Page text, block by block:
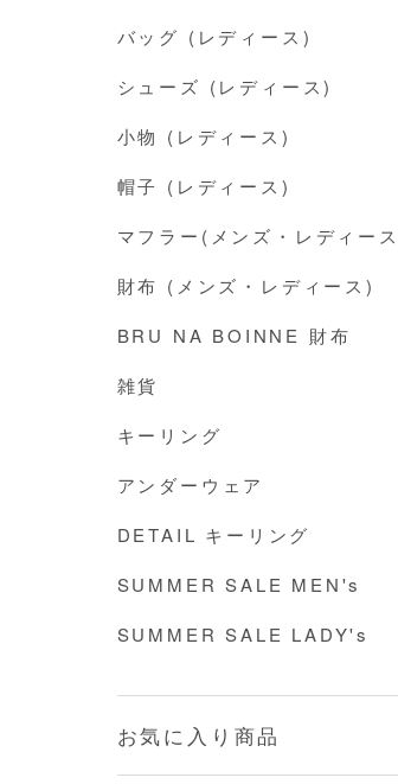
バッグ (レディース)
シューズ (レディース)
小物 (レディース)
帽子 (レディース)
マフラー(メンズ・レディー
財布 (メンズ・レディース)
BRU NA BOINNE 財布
雑貨
キーリング
アンダーウェア
DETAIL キーリング
SUMMER SALE MEN's
SUMMER SALE LADY's
お気に入り商品